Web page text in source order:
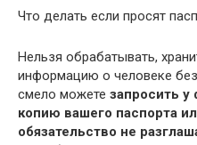
Что делать если просят
Нельзя обрабатывать,
информацию о человеке
смело можете запросить у
копию вашего паспорта
обязательство не